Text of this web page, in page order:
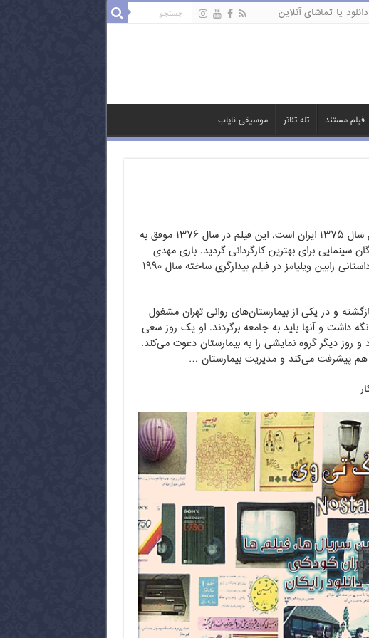
یا تماشای آنلاین
فیلم مستند تله تئاتر موسیقی نایاب
معجزۀ خنده عنوان فیلمی سینمایی ساخته یدالله صمدی محصول سال ۱۳۷۵ ایران است. این فیلم در سال ۱۳۷۶ موفق به
سینمایی برای بهترین کارگردانی گردید. بازی مهدی
هاشمی و جایگاه او در داستان، شباهت زیادی به بازی و جایگاه داستانی رابین ویلیامز در فیلم بیدارگری ساخته سال ۱۹۹۰
و در یکی از بیمارستان‌های روانی تهران مشغول
داشت و آنها باید به جامعه برگردند. او یک روز سعی
و روز دیگر گروه نمایشی را به بیمارستان دعوت می‌کند.
هم پیشرفت می‌کند و مدیریت بیمارستان …